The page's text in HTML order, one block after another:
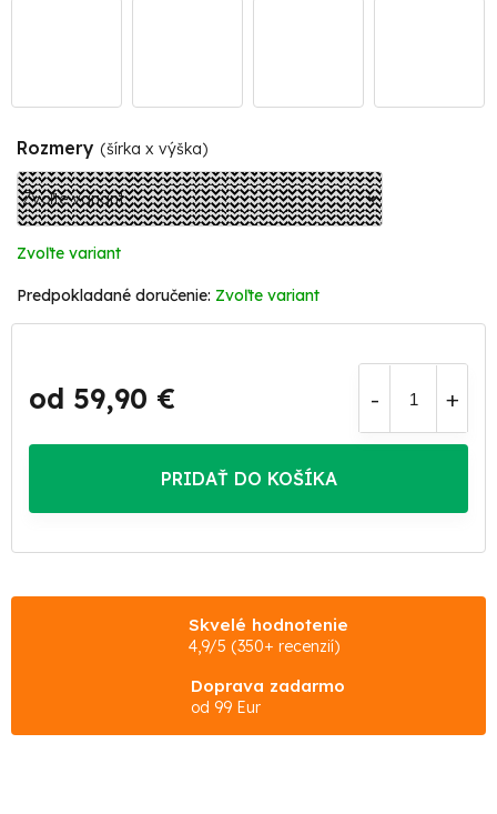
Rozmery (šírka x výška)
Zvoľte variant
Zvoľte variant
od 59,90 €
Jednotková
cena:
PRIDAŤ DO KOŠÍKA
Skvelé hodnotenie
4,9/5 (350+ recenzií)
Doprava zadarmo
od 99 Eur